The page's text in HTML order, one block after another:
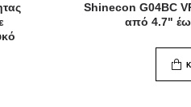
Shinecon G04BC
από 4.7"